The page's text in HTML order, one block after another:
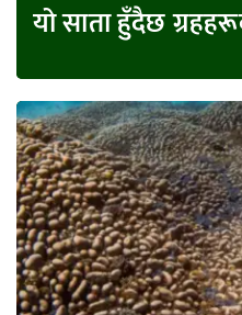
यो साता हुँदैछ